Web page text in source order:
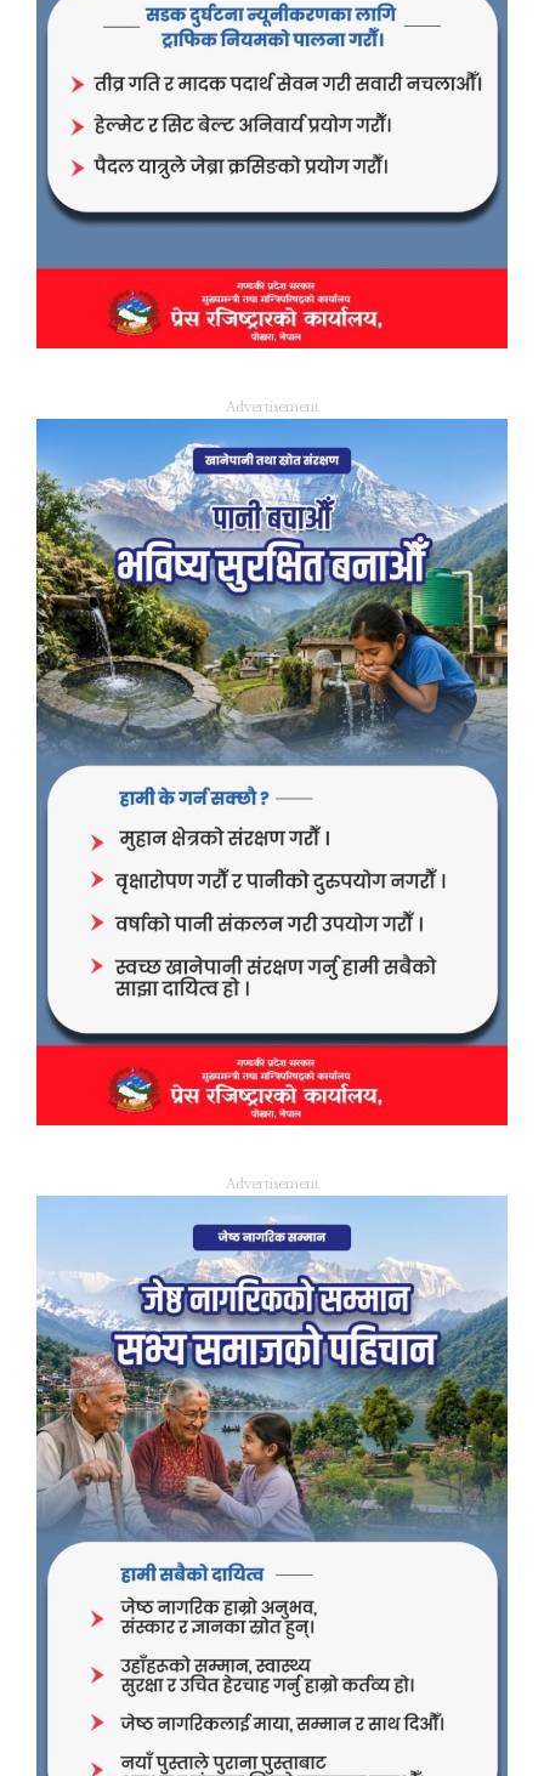
Advertisement
Advertisement